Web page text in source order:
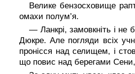
Велике бензосховище
омахи полум’я.
— Ланкрі, замовкніть і не
Дюкре. Але погляди всіх
пронісся над селищем, і
що повис над берегами